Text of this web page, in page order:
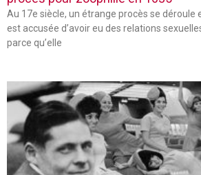
Au 17e siècle, un étrange procès se déroule
est accusée d’avoir eu des relations
parce qu’elle